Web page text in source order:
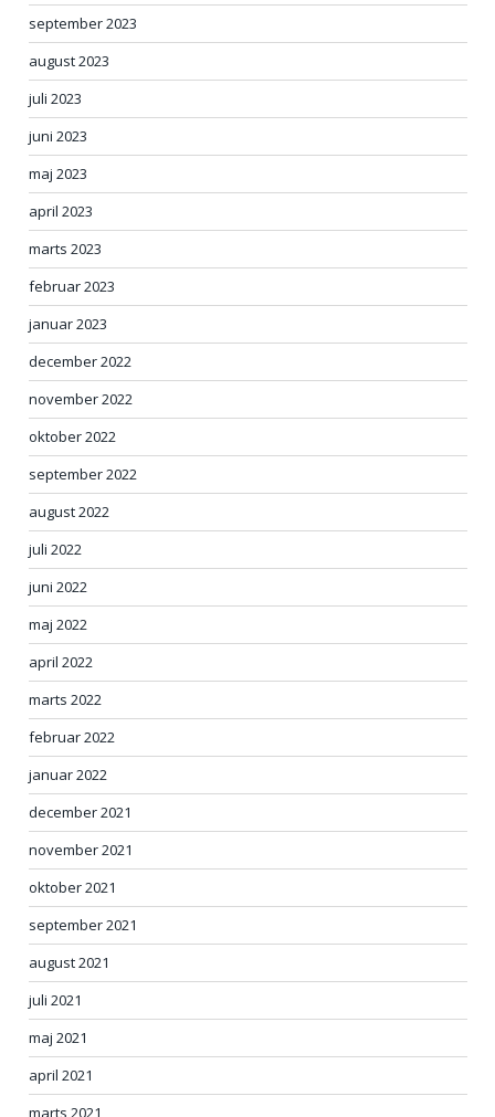
september 2023
august 2023
juli 2023
juni 2023
maj 2023
april 2023
marts 2023
februar 2023
januar 2023
december 2022
november 2022
oktober 2022
september 2022
august 2022
juli 2022
juni 2022
maj 2022
april 2022
marts 2022
februar 2022
januar 2022
december 2021
november 2021
oktober 2021
september 2021
august 2021
juli 2021
maj 2021
april 2021
marts 2021